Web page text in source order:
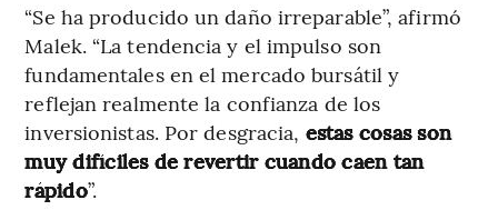
“Se ha producido un daño irreparable”, afirmó
Malek. “La tendencia y el impulso son
fundamentales en el mercado bursátil y
reflejan realmente la confianza de los
inversionistas. Por desgracia, estas cosas son
muy difíciles de revertir cuando caen tan
rápido”.